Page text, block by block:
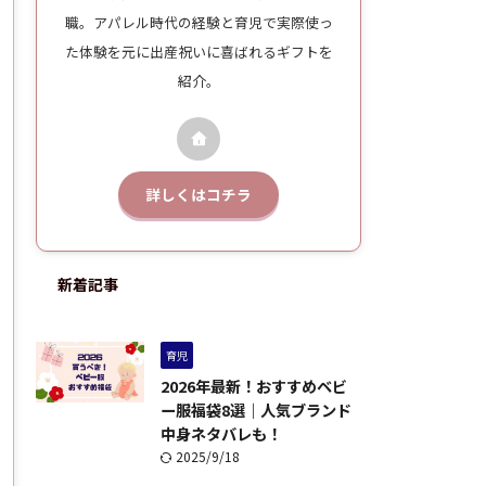
職。アパレル時代の経験と育児で実際使っ
た体験を元に出産祝いに喜ばれるギフトを
紹介。
詳しくはコチラ
新着記事
育児
2026年最新！おすすめベビ
ー服福袋8選｜人気ブランド
中身ネタバレも！
2025/9/18